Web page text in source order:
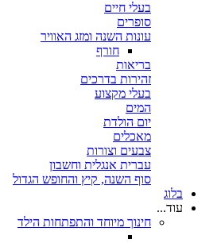
בעלי חיים
סופרים
עונות השנה ומזג האוויר
חורף
בריאות
זהירות בדרכים
בעלי מקצוע
המים
יום הולדת
מאכלים
צבעים וצורות
עברית אנגלית וחשבון
סוף השנה, קיץ והחופש הגדול
בלוג
עוד...
חינוך מיוחד והתפתחות הילד